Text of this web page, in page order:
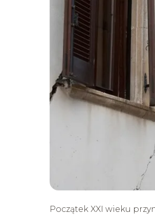
Początek XXI wieku